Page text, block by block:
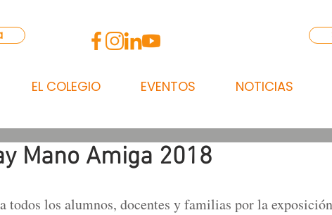
EL COLEGIO EVENTOS NOTICIAS
Mano Amiga 2018
todos los alumnos, docentes y familias por la